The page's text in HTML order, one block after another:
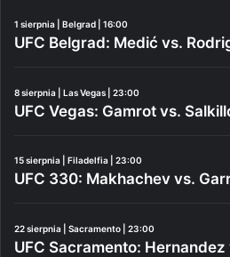
1 sierpnia | Belgrad | 16:00
UFC Belgrad: Medić vs.
8 sierpnia | Las Vegas | 23:00
UFC Vegas: Gamrot vs.
15 sierpnia | Filadelfia | 23:00
UFC 330: Makhachev vs.
22 sierpnia | Sacramento | 23:00
UFC Sacramento: